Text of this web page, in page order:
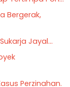
Bergerak,
Jayal...
Perzinahan.